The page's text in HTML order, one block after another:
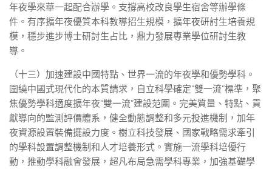
年夜學來華一起配合辦學。支撐高校改良學生宿舍等辦學條
件。有序擴年夜優質本科教導招生規模，擴年夜研討生培養規
模，穩步進步博士研討生占比，鼎力發展專業學位研討生教
導。
（十三）加速建設中國特點、世界一流的年夜學和優勢學科。
圍繞中國式現代化的本質請求，自立科學確定“雙一流”標準，聚
焦優勢學科適度擴年夜“雙一流”建設范圍。完美質量、特點、貢
獻導向的監測評價體系，健全動態調整和多元投進機制，加年
夜資源設置裝備擺設力度。樹立科技發展、國家戰略需求牽引
的學科設置調整機制和人才培養形式。實施一流學科培優行
動，推動學科融會發展，超凡布局急需學科專業，加強基礎學